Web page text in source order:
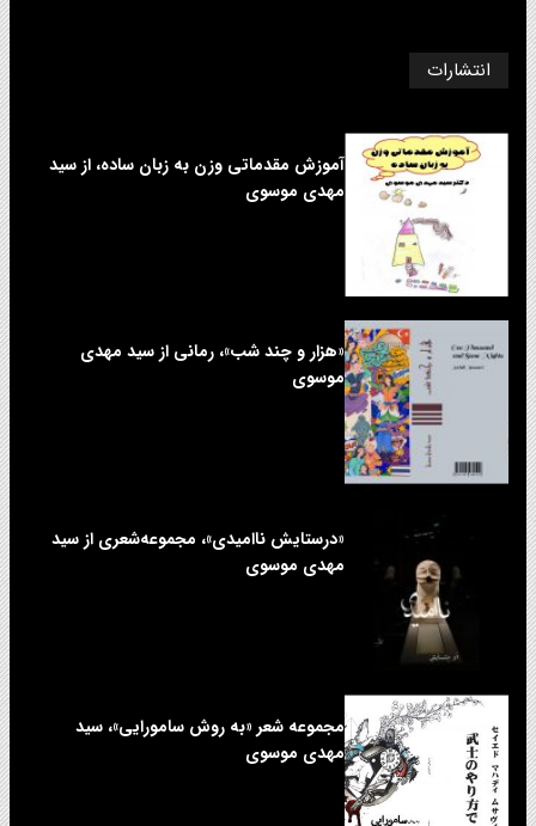
انتشارات
آموزش مقدماتی وزن به زبان ساده، از سید
مهدی موسوی
«هزار و چند شب»، رمانی از سید مهدی
موسوی
«درستایش ناامیدی»، مجموعه‌شعری از سید
مهدی موسوی
مجموعه شعر «به روش سامورایی»، سید
مهدی موسوی